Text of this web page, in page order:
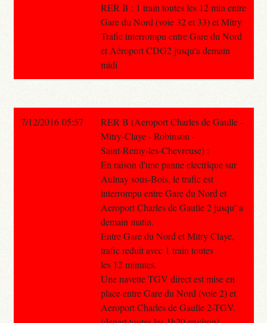
RER B : 1 train toutes les 12 min entre
Gare du Nord (voie 32 et 33) et Mitry
Trafic interrompu entre Gare du Nord
et Aéroport CDG2 jusqu'a demain
midi
7/12/2016 05:57
RER B (Aeroport Charles de Gaulle -
Mitry-Claye - Robinson -
Saint-Remy-les-Chevreuse) :
En raison d'une panne electrique sur
Aulnay sous-Bois, le trafic est
interrompu entre Gare du Nord et
Aeroport Charles de Gaulle 2 jusqu'`a
demain matin.
Entre Gare du Nord et Mitry Claye,
trafic reduit avec 1 train toutes
les 12 minutes.
Une navette TGV direct est mise en
place entre Gare du Nord (voie 2) et
Aeroport Charles de Gaulle 2-TGV.